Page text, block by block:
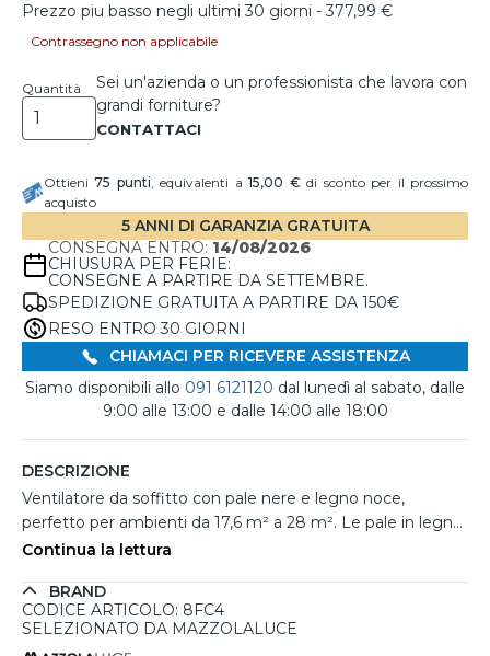
Prezzo piu basso negli ultimi 30 giorni - 377,99 €
Contrassegno non applicabile
Quantità
Sei un'azienda o un professionista che lavora con
grandi forniture?
Ottieni75 punti, equivalenti a15,00 €di sconto per il prossimo
acquisto
5 ANNI DI GARANZIA GRATUITA
CONSEGNA ENTRO: 14/08/2026
CHIUSURA PER FERIE:
CONSEGNE A PARTIRE DA SETTEMBRE.
SPEDIZIONE GRATUITA A PARTIRE DA 150€
RESO ENTRO 30 GIORNI
CHIAMACI PER RICEVERE ASSISTENZA
Siamo disponibili allo 091 6121120 dal lunedì al sabato, dalle
9:00 alle 13:00 e dalle 14:00 alle 18:00
DESCRIZIONE
Ventilatore da soffitto con pale nere e legno noce,
perfetto per ambienti da 17,6 m² a 28 m². Le pale in legno
bianco/frassino e la luce LED dimmerabile integrata
DC garantisce un funzionamento silenzioso, consumi
ridotti fino al 70% rispetto ai motori tradizionali e una
Continua la lettura
BRAND
CODICE ARTICOLO: 8FC4
SELEZIONATO DA MAZZOLALUCE